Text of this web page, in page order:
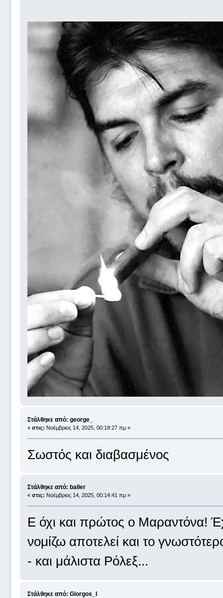
Στάλθηκε από: george_
« στις: Νοέμβριος 14, 2025, 00:18:27 πμ »
Σωστός και διαβασμένος
Στάλθηκε από: baller
« στις: Νοέμβριος 14, 2025, 00:14:41 πμ »
Ε όχι και πρώτος ο Μαραντόνα!
νομίζω αποτελεί και το
- και μάλιστα Ρόλεξ...
Στάλθηκε από: Giorgos_I